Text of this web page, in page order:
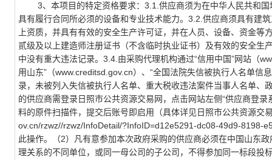
3、本项目的特定资格要求：3.1.供应商须为在中华人民共和国
具有履行合同所必须的设备和专业技术能力。3.2.供应商须具有建
上资质，并具有有效的安全生产许可证，并在人员、设备、资金
贰级及以上建造师注册证书（不含临时执业证书）及有效的安全
中没有重大违法记录。3.4.由采购代理机构通过“信用中国”网站（
用山东”（www.creditsd.gov.cn）、“全国法院失信被执行人名单
录，未被列入失信被执行人名单、重大税收违法案件当事人名单
的供应商需登录日照市公共资源交易网，点击网站左侧“供应商登
料的原件扫描件，提交后账号即启用（具体详见日照市公共资源
ov.cn/rzwz//rzwz/InfoDetail/?InfoID=d12e5291-dc08-49d9-8198-
此操作。（2）凡有意参加本次政府采购的供应商必须在中国山东
理关系的不同单位，或同一母公司的子公司，不得参加同一标段